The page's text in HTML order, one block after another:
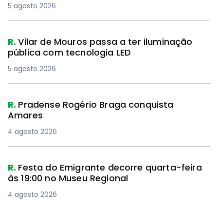
5 agosto 2026
R.Vilar de Mouros passa a ter iluminação
pública com tecnologia LED
5 agosto 2026
R. Pradense Rogério Braga conquista
Amares
4 agosto 2026
R. Festa do Emigrante decorre quarta-feira
às 19:00 no Museu Regional
4 agosto 2026